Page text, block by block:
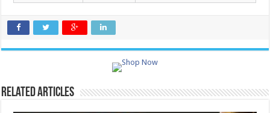
Related Articles